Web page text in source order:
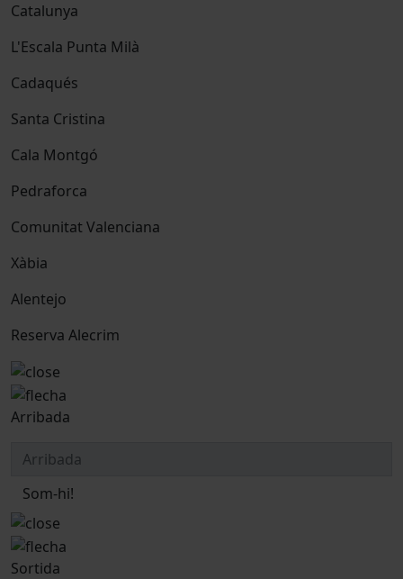
Catalunya
L'Escala Punta Milà
Cadaqués
Santa Cristina
Cala Montgó
Pedraforca
Comunitat Valenciana
Xàbia
Alentejo
Reserva Alecrim
Arribada
Som-hi!
Sortida